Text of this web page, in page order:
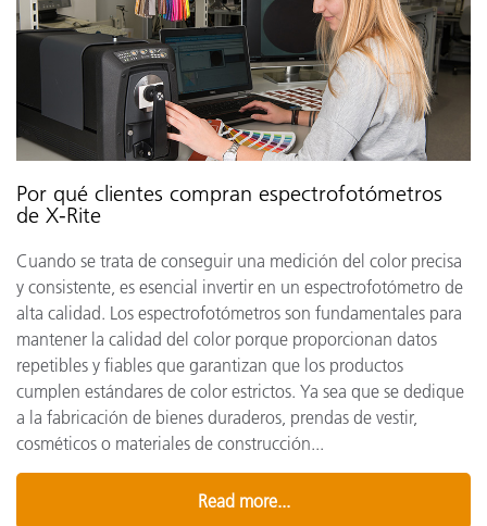
Por qué clientes compran espectrofotómetros
de X-Rite
Cuando se trata de conseguir una medición del color precisa
y consistente, es esencial invertir en un espectrofotómetro de
alta calidad. Los espectrofotómetros son fundamentales para
mantener la calidad del color porque proporcionan datos
repetibles y fiables que garantizan que los productos
cumplen estándares de color estrictos. Ya sea que se dedique
a la fabricación de bienes duraderos, prendas de vestir,
cosméticos o materiales de construcción...
Read more...